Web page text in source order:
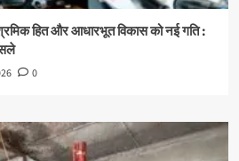
हित और आधारभूत विकास को नई गति :
0